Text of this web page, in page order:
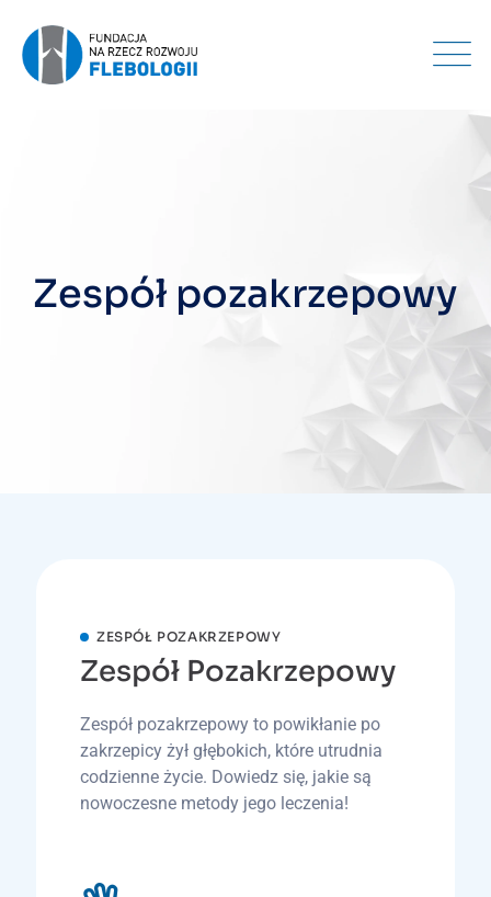
content
Zespół pozakrzepowy
ZESPÓŁ POZAKRZEPOWY
Zespół Pozakrzepowy
Zespół pozakrzepowy to powikłanie po
zakrzepicy żył głębokich, które utrudnia
codzienne życie. Dowiedz się, jakie są
nowoczesne metody jego leczenia!